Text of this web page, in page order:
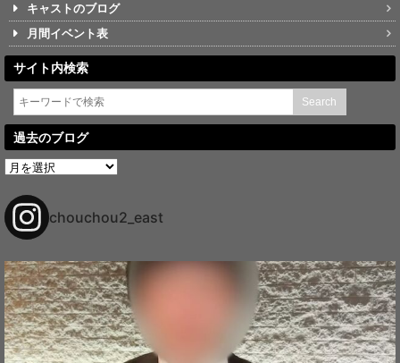
キャストのブログ
月間イベント表
サイト内検索
過去のブログ
過
去
ブ
ロ
グ
chouchou2_east